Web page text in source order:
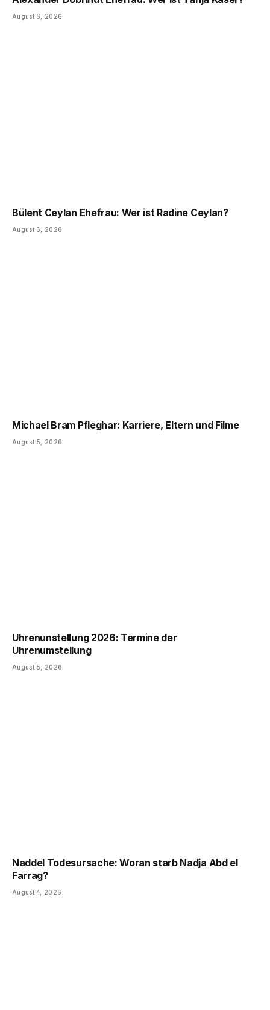
August 6, 2026
Bülent Ceylan Ehefrau: Wer ist Radine Ceylan?
August 6, 2026
Michael Bram Pfleghar: Karriere, Eltern und Filme
August 5, 2026
Uhrenunstellung 2026: Termine der
Uhrenumstellung
August 5, 2026
Naddel Todesursache: Woran starb Nadja Abd el
Farrag?
August 4, 2026